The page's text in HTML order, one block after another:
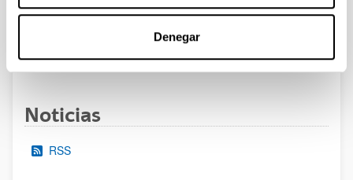
Denegar
al 30/07/2026 (ambos incluídos)
Página
1 Página
2 Página
3 ...Páginas intermedias Use TAB
Página
95
Noticias
RSS